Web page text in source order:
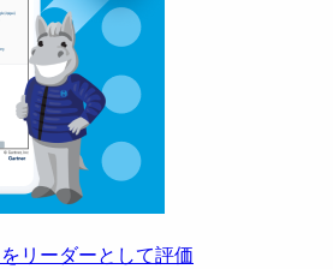
リーダーとして評価